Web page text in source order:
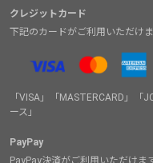
クレジットカード
下記のカードがご利用いただけま
「VISA」「MASTERCARD」
ース」
PayPay